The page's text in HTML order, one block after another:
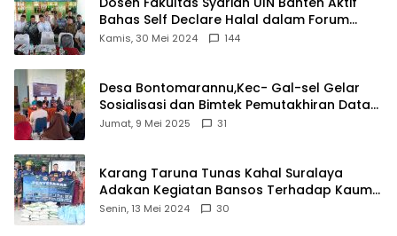
Bahas Self Declare Halal dalam Forum
Ijtima Ulama MUI
Kamis, 30 Mei 2024 144
Desa Bontomarannu,Kec- Gal-sel Gelar
Sosialisasi dan Bimtek Pemutakhiran Data
ID
Jumat, 9 Mei 2025 31
Karang Taruna Tunas Kahal Suralaya
Adakan Kegiatan Bansos Terhadap Kaum
Dhuafa dan Anak Yatim-Piatu
Senin, 13 Mei 2024 30